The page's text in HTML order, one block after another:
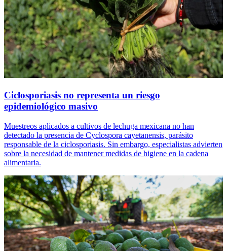
Ciclosporiasis no representa un riesgo
epidemiológico masivo
Muestreos aplicados a cultivos de lechuga mexicana no han
detectado la presencia de Cyclospora cayetanensis, parásito
responsable de la ciclosporiasis. Sin embargo, especialistas advierten
sobre la necesidad de mantener medidas de higiene en la cadena
alimentaria.